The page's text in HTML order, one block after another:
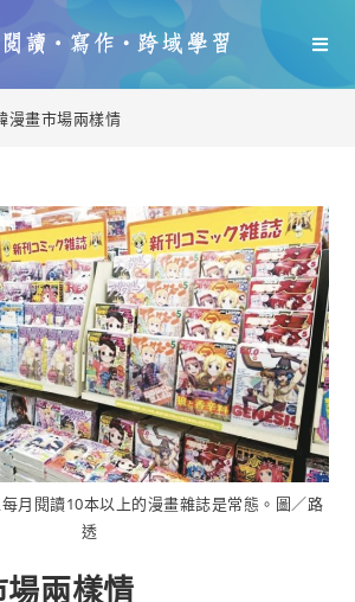
漫畫市場兩樣情
月閱讀10本以上的漫畫雜誌是常態。圖／路
透
兩樣情